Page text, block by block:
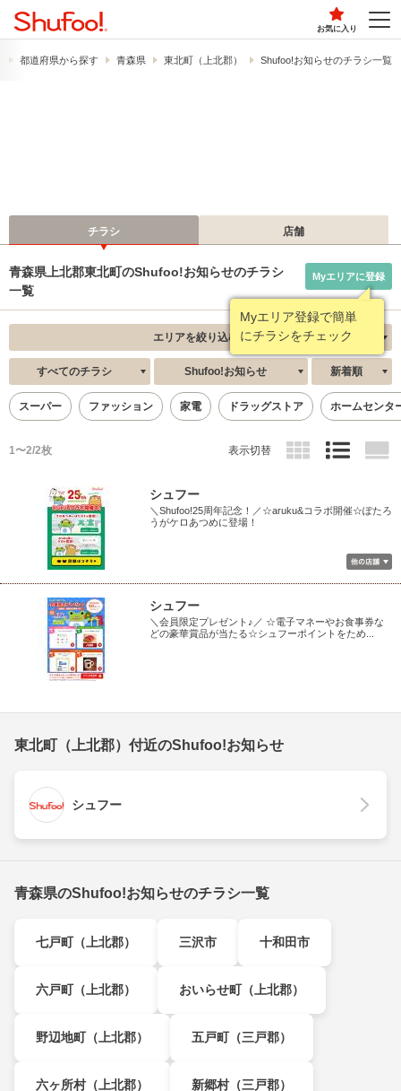
お気に入り
都道府県から探す 青森県 東北町（上北郡） Shufoo!お知らせのチラシ一覧
チラシ 店舗
青森県上北郡東北町のShufoo!お知らせのチラシ
一覧
Myエリア登録で簡単
にチラシをチェック
Myエリアに登録
エリアを絞り込む
すべてのチラシ Shufoo!お知らせ 新着順
スーパー ファッション 家電 ドラッグストア ホームセンタ
1〜2/2枚 表示切替
シュフー
＼Shufoo!25周年記念！／☆aruku&コラボ開催☆ぽたろ
うがケロあつめに登場！
シュフー
＼会員限定プレゼント♪／ ☆電子マネーやお食事券な
どの豪華賞品が当たる☆シュフーポイントをため...
東北町（上北郡）付近のShufoo!お知らせ
シュフー
青森県のShufoo!お知らせのチラシ一覧
七戸町（上北郡） 三沢市 十和田市
六戸町（上北郡） おいらせ町（上北郡）
野辺地町（上北郡） 五戸町（三戸郡）
六ヶ所村（上北郡） 新郷村（三戸郡）